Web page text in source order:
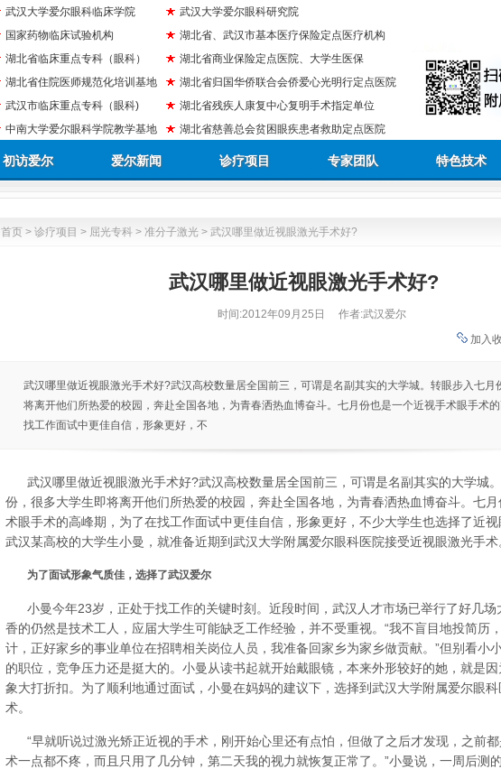
武汉大学爱尔眼科临床学院
国家药物临床试验机构
湖北省临床重点专科（眼科）
湖北省住院医师规范化培训基地
武汉市临床重点专科（眼科)
中南大学爱尔眼科学院教学基地
武汉大学爱尔眼科研究院
湖北省、武汉市基本医疗保险定点医疗机构
湖北省商业保险定点医院、大学生医保
湖北省归国华侨联合会侨爱心光明行定点医院
湖北省残疾人康复中心复明手术指定单位
湖北省慈善总会贫困眼疾患者救助定点医院
初访爱尔 爱尔新闻 诊疗项目 专家团队 特色技术
首页 > 诊疗项目 > 屈光专科 > 准分子激光 > 武汉哪里做近视眼激光手术好?
武汉哪里做近视眼激光手术好?
时间:2012年09月25日
作者:武汉爱尔
加入
武汉哪里做近视眼激光手术好?武汉高校数量居全国前三，可谓是名副其实的大学城。转眼步入七月
将离开他们所热爱的校园，奔赴全国各地，为青春洒热血博奋斗。七月份也是一个近视手术眼手术
找工作面试中更佳自信，形象更好，不
武汉哪里做近视眼激光手术好?武汉高校数量居全国前三，可谓是名副其实的大学城
份，很多大学生即将离开他们所热爱的校园，奔赴全国各地，为青春洒热血博奋斗。七
术眼手术的高峰期，为了在找工作面试中更佳自信，形象更好，不少大学生也选择了近
武汉某高校的大学生小曼，就准备近期到武汉大学附属爱尔眼科医院接受近视眼激光手术
为了面试形象气质佳，选择了武汉爱尔
小曼今年23岁，正处于找工作的关键时刻。近段时间，武汉人才市场已举行了好几场
香的仍然是技术工人，应届大学生可能缺乏工作经验，并不受重视。“我不盲目地投简历
计，正好家乡的事业单位在招聘相关岗位人员，我准备回家乡为家乡做贡献。”但别看小
的职位，竞争压力还是挺大的。小曼从读书起就开始戴眼镜，本来外形较好的她，就是
象大打折扣。为了顺利地通过面试，小曼在妈妈的建议下，选择到武汉大学附属爱尔眼
术。
“早就听说过激光矫正近视的手术，刚开始心里还有点怕，但做了之后才发现，之前
术一点都不疼，而且只用了几分钟，第二天我的视力就恢复正常了。”小曼说，一周后测